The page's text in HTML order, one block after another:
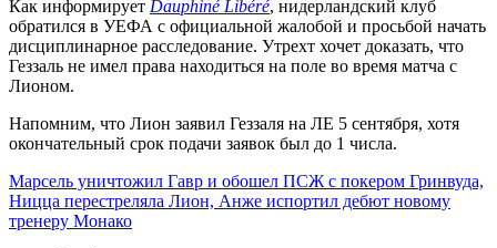
Как информирует Dauphiné Libéré, нидерландский клуб
обратился в УЕФА с официальной жалобой и просьбой начать
дисциплинарное расследование. Утрехт хочет доказать, что
Геззаль не имел права находиться на поле во время матча с
Лионом.
Напомним, что Лион заявил Геззаля на ЛЕ 5 сентября, хотя
окончательный срок подачи заявок был до 1 числа.
Марсель уничтожил Гавр и обошел ПСЖ с покером Гринвуда,
Ницца перестреляла Лион, Анже испортил дебют новому
тренеру Монако